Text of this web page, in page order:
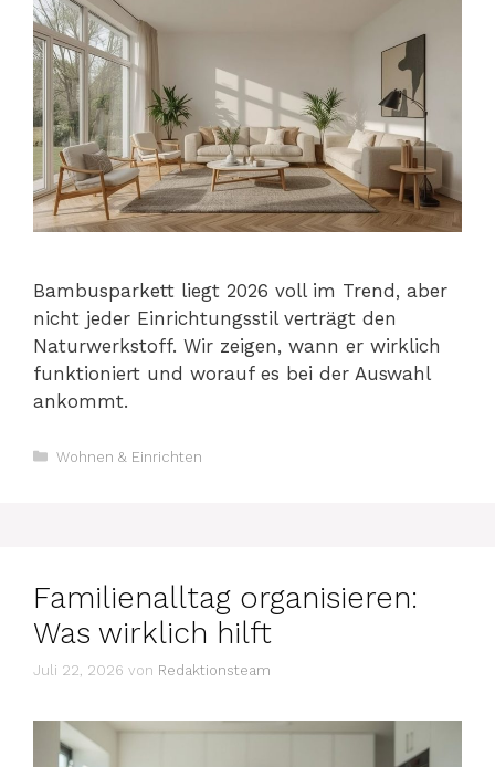
Bambusparkett liegt 2026 voll im Trend, aber
nicht jeder Einrichtungsstil verträgt den
Naturwerkstoff. Wir zeigen, wann er wirklich
funktioniert und worauf es bei der Auswahl
ankommt.
Kategorien
Wohnen & Einrichten
Familienalltag organisieren:
Was wirklich hilft
Juli 22, 2026 von Redaktionsteam